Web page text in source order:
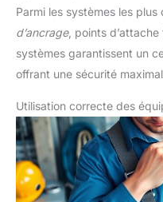
Parmi les systèmes les
d’ancrage, points
systèmes garantissent un
offrant une sécurité
Utilisation correcte des